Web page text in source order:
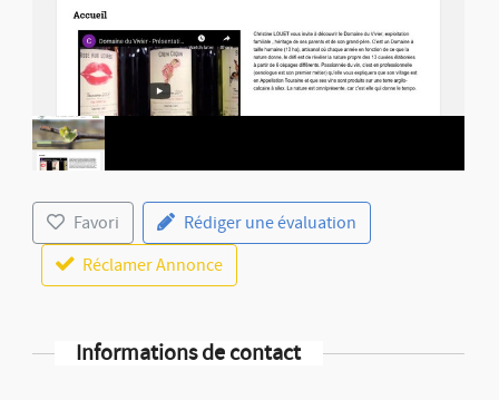
Favori
Rédiger une évaluation
Réclamer Annonce
Informations de contact